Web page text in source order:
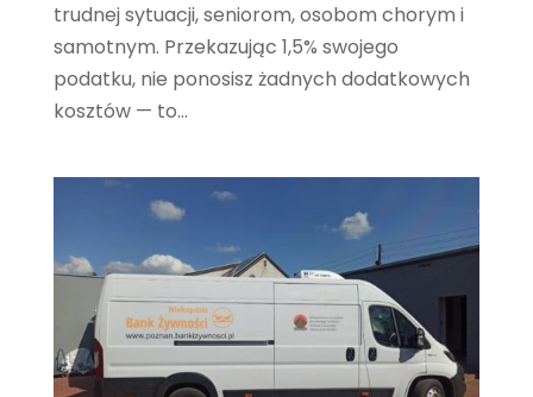
trudnej sytuacji, seniorom, osobom chorym i
samotnym. Przekazując 1,5% swojego
podatku, nie ponosisz żadnych dodatkowych
kosztów — to...